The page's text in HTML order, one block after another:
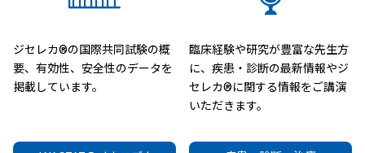
ジセレカ®の国際共同試験の概
要、有効性、安全性のデータを
掲載しています。
臨床経験や研究が豊富な先生方
に、疾患・診断の最新情報やジ
セレカ®に関する情報をご講演
いただきます。